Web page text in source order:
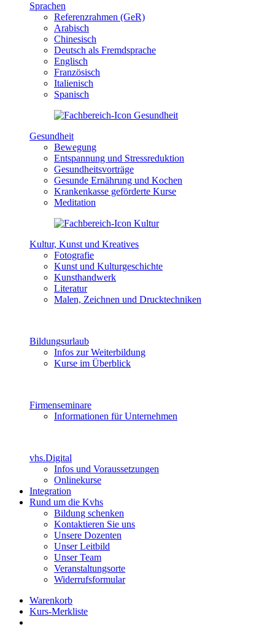
Sprachen
Referenzrahmen (GeR)
Arabisch
Chinesisch
Deutsch als Fremdsprache
Englisch
Französisch
Italienisch
Spanisch
Gesundheit
Bewegung
Entspannung und Stressreduktion
Gesundheitsvorträge
Gesunde Ernährung und Kochen
Krankenkasse geförderte Kurse
Meditation
Kultur, Kunst und Kreatives
Fotografie
Kunst und Kulturgeschichte
Kunsthandwerk
Literatur
Malen, Zeichnen und Drucktechniken
Bildungsurlaub
Infos zur Weiterbildung
Kurse im Überblick
Firmenseminare
Informationen für Unternehmen
vhs.Digital
Infos und Voraussetzungen
Onlinekurse
Integration
Rund um die Kvhs
Bildung schenken
Kontaktieren Sie uns
Unsere Dozenten
Unser Leitbild
Unser Team
Veranstaltungsorte
Widerrufsformular
Warenkorb
Kurs-Merkliste